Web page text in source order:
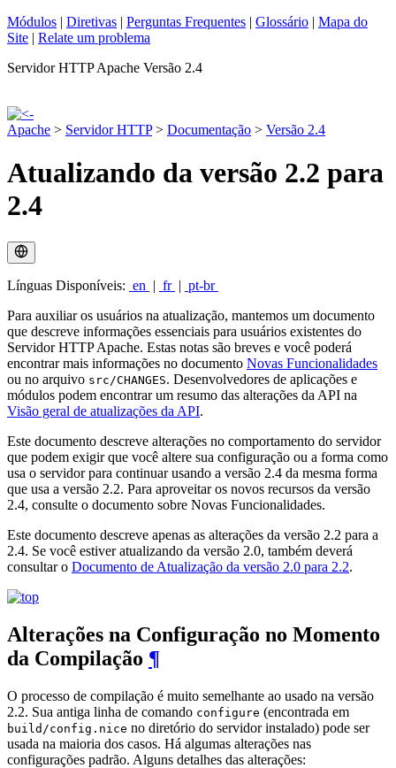
Módulos | Diretivas | Perguntas Frequentes | Glossário | Mapa do
Site | Relate um problema
Servidor HTTP Apache Versão 2.4
Apache > Servidor HTTP> Documentação > Versão 2.4
Atualizando da versão 2.2 para
2.4
Línguas Disponíveis: en | fr | pt-br
Para auxiliar os usuários na atualização, mantemos um documento
que descreve informações essenciais para usuários existentes do
Servidor HTTP Apache. Estas notas são breves e você poderá
encontrar mais informações no documento Novas Funcionalidades
ou no arquivo src/CHANGES. Desenvolvedores de aplicações e
módulos podem encontrar um resumo das alterações da API na
Visão geral de atualizações da API.
Este documento descreve alterações no comportamento do servidor
que podem exigir que você altere sua configuração ou a forma como
usa o servidor para continuar usando a versão 2.4 da mesma forma
que usa a versão 2.2. Para aproveitar os novos recursos da versão
2.4, consulte o documento sobre Novas Funcionalidades.
Este documento descreve apenas as alterações da versão 2.2 para a
2.4. Se você estiver atualizando da versão 2.0, também deverá
consultar o Documento de Atualização da versão 2.0 para 2.2.
Alterações na Configuração no Momento
da Compilação ¶
O processo de compilação é muito semelhante ao usado na versão
2.2. Sua antiga linha de comando configure (encontrada em
build/config.nice no diretório do servidor instalado) pode ser
usada na maioria dos casos. Há algumas alterações nas
configurações padrão. Alguns detalhes das alterações: